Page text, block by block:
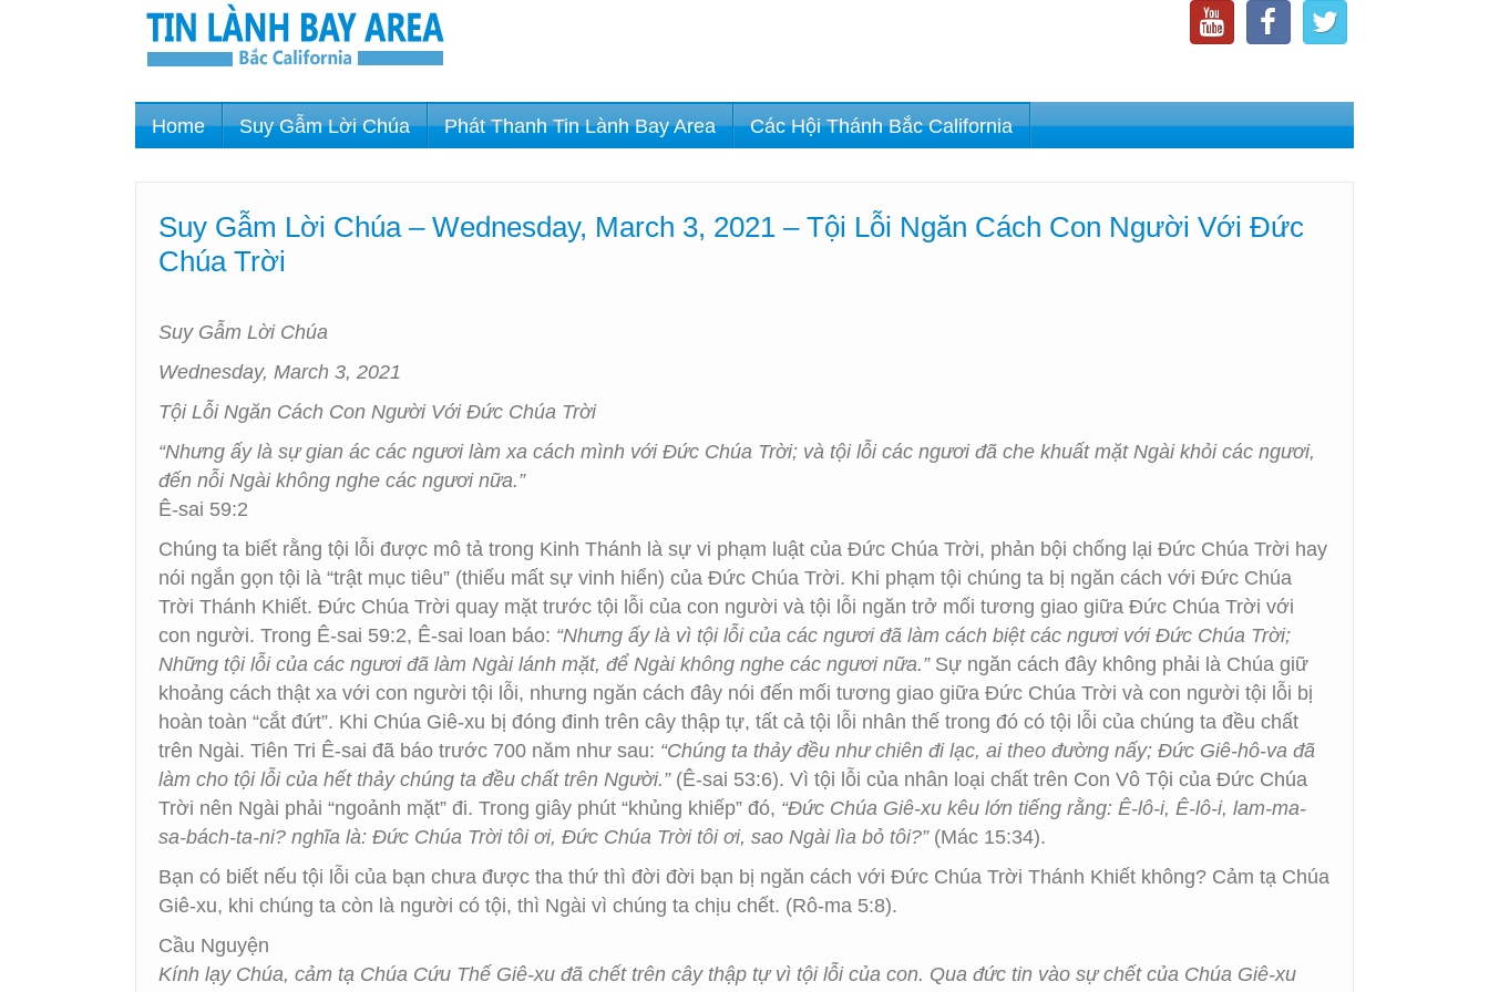
Home Suy Gẫm Lời Chúa Phát Thanh Tin Lành Bay Area Các Hội Thánh Bắc California
Suy Gẫm Lời Chúa – Wednesday, March 3, 2021 – Tội Lỗi Ngăn Cách Con Người Với Đức
Chúa Trời
Suy Gẫm Lời Chúa
Wednesday, March 3, 2021
Tội Lỗi Ngăn Cách Con Người Với Đức Chúa Trời
“Nhưng ấy là sự gian ác các ngươi làm xa cách mình với Đức Chúa Trời; và tội lỗi các ngươi đã che khuất mặt Ngài khỏi các ngươi,
đến nỗi Ngài không nghe các ngươi nữa.”
Ê-sai 59:2
Chúng ta biết rằng tội lỗi được mô tả trong Kinh Thánh là sự vi phạm luật của Đức Chúa Trời, phản bội chống lại Đức Chúa Trời hay
nói ngắn gọn tội là “trật mục tiêu” (thiếu mất sự vinh hiển) của Đức Chúa Trời. Khi phạm tội chúng ta bị ngăn cách với Đức Chúa
Trời Thánh Khiết. Đức Chúa Trời quay mặt trước tội lỗi của con người và tội lỗi ngăn trở mối tương giao giữa Đức Chúa Trời với
con người. Trong Ê-sai 59:2, Ê-sai loan báo: “Nhưng ấy là vì tội lỗi của các ngươi đã làm cách biệt các ngươi với Ðức Chúa Trời;
Những tội lỗi của các ngươi đã làm Ngài lánh mặt, để Ngài không nghe các ngươi nữa.” Sự ngăn cách đây không phải là Chúa giữ
khoảng cách thật xa với con người tội lỗi, nhưng ngăn cách đây nói đến mối tương giao giữa Đức Chúa Trời và con người tội lỗi bị
hoàn toàn “cắt đứt”. Khi Chúa Giê-xu bị đóng đinh trên cây thập tự, tất cả tội lỗi nhân thế trong đó có tội lỗi của chúng ta đều chất
trên Ngài. Tiên Tri Ê-sai đã báo trước 700 năm như sau: “Chúng ta thảy đều như chiên đi lạc, ai theo đường nấy; Đức Giê-hô-va đã
làm cho tội lỗi của hết thảy chúng ta đều chất trên Người.”(Ê-sai 53:6). Vì tội lỗi của nhân loại chất trên Con Vô Tội của Đức Chúa
Trời nên Ngài phải “ngoảnh mặt” đi. Trong giây phút “khủng khiếp” đó, “Đức Chúa Giê-xu kêu lớn tiếng rằng: Ê-lô-i, Ê-lô-i, lam-ma-
sa-bách-ta-ni? nghĩa là: Đức Chúa Trời tôi ơi, Đức Chúa Trời tôi ơi, sao Ngài lìa bỏ tôi?”(Mác 15:34).
Bạn có biết nếu tội lỗi của bạn chưa được tha thứ thì đời đời bạn bị ngăn cách với Đức Chúa Trời Thánh Khiết không? Cảm tạ Chúa
Giê-xu, khi chúng ta còn là người có tội, thì Ngài vì chúng ta chịu chết. (Rô-ma 5:8).
Cầu Nguyện
Kính lạy Chúa, cảm tạ Chúa Cứu Thế Giê-xu đã chết trên cây thập tự vì tội lỗi của con. Qua đức tin vào sự chết của Chúa Giê-xu